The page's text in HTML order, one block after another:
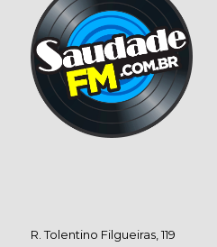
R. Tolentino Filgueiras, 119